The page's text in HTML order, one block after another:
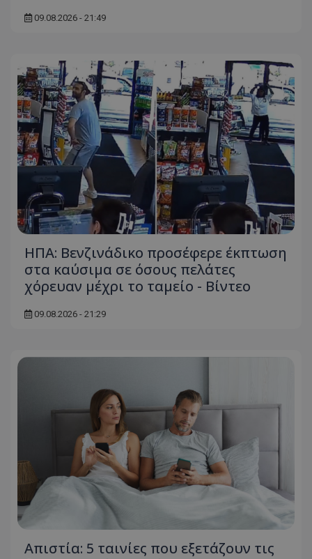
09.08.2026 - 21:49
ΗΠΑ: Βενζινάδικο προσέφερε έκπτωση
στα καύσιμα σε όσους πελάτες
χόρευαν μέχρι το ταμείο - Βίντεο
09.08.2026 - 21:29
Απιστία: 5 ταινίες που εξετάζουν τις